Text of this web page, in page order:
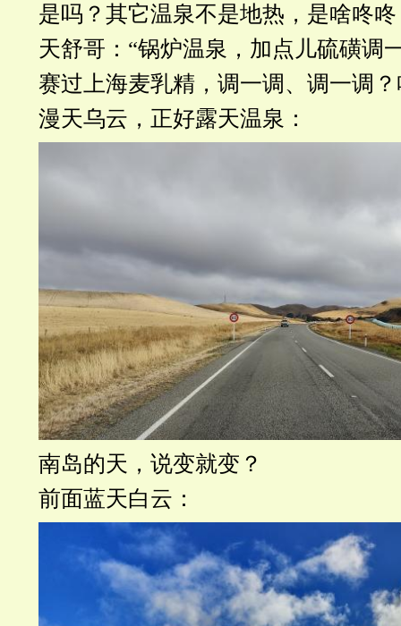
是吗？其它温泉不是地热，是啥咚
天舒哥： “锅炉温泉，加点儿硫磺调
赛过上海麦乳精，调一调、调一调
漫天乌云，正好露天温泉：
南岛的天，说变就变？
前面蓝天白云：